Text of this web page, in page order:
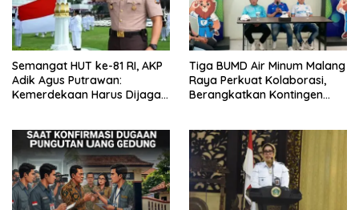
Semangat HUT ke-81 RI, AKP
Adik Agus Putrawan:
Kemerdekaan Harus Dijaga
Tiga BUMD Air Minum Malang
Raya Perkuat Kolaborasi,
Berangkatkan Kontingen